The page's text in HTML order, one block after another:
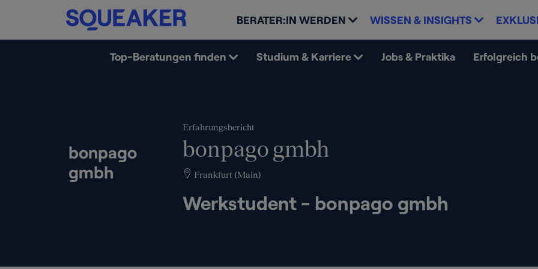
BERATER:IN WERDEN WISSEN & INSIGHTS
Top-Beratungen finden Studium & Karriere Jobs & Praktika Erfolgreich
bonpago
gmbh
Erfahrungsbericht
bonpago gmbh
Frankfurt (Main)
Werkstudent - bonpago gmbh